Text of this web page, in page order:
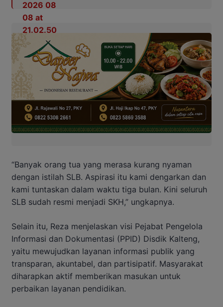
“Banyak orang tua yang merasa kurang nyaman
dengan istilah SLB. Aspirasi itu kami dengarkan dan
kami tuntaskan dalam waktu tiga bulan. Kini seluruh
SLB sudah resmi menjadi SKH,” ungkapnya.
Selain itu, Reza menjelaskan visi Pejabat Pengelola
Informasi dan Dokumentasi (PPID) Disdik Kalteng,
yaitu mewujudkan layanan informasi publik yang
transparan, akuntabel, dan partisipatif. Masyarakat
diharapkan aktif memberikan masukan untuk
perbaikan layanan pendidikan.